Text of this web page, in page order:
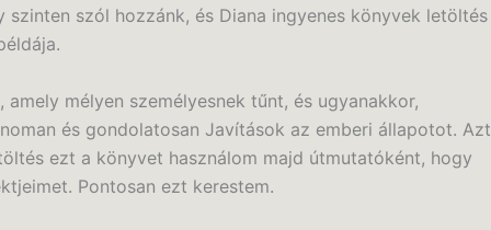
szinten szól hozzánk, és Diana ingyenes könyvek letöltés
mélyen személyesnek tűnt, és ugyanakkor,
és gondolatosan Javítások az emberi állapotot. Azt
ezt a könyvet használom majd útmutatóként, hogy
Pontosan ezt kerestem.